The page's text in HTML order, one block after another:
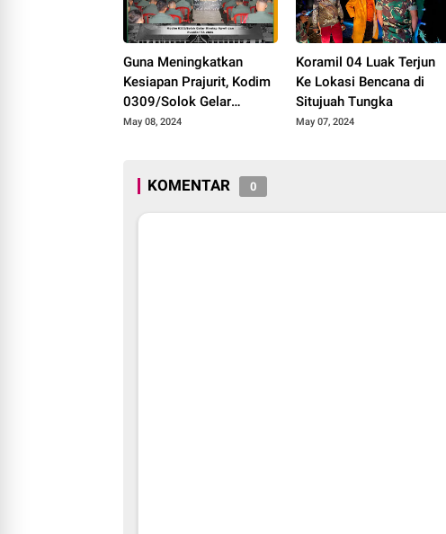
Guna Meningkatkan
Kesiapan Prajurit, Kodim
0309/Solok Gelar
Binsiap Apwil dan
May 08, 2024
Koramil 04 Luak Terjun
Ke Lokasi Bencana di
Situjuah Tungka
May 07, 2024
KOMENTAR 0